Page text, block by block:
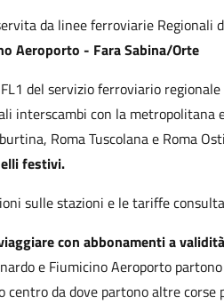
da linee ferroviarie Regionali
Aeroporto - Fara Sabina/Orte
del servizio ferroviario
interscambi con la metropolitana
Roma Tuscolana e Roma
festivi.
sulle stazioni e le tariffe
con abbonamenti a
e Fiumicino Aeroporto
centro da dove partono altre